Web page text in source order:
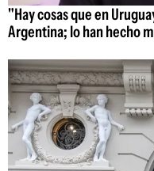
"Hay cosas que en
Argentina; lo han hecho